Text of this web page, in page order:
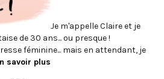
Je m'appelle Claire et je
de 30 ans... ou presque !
féminine... mais en attendant, je
savoir plus